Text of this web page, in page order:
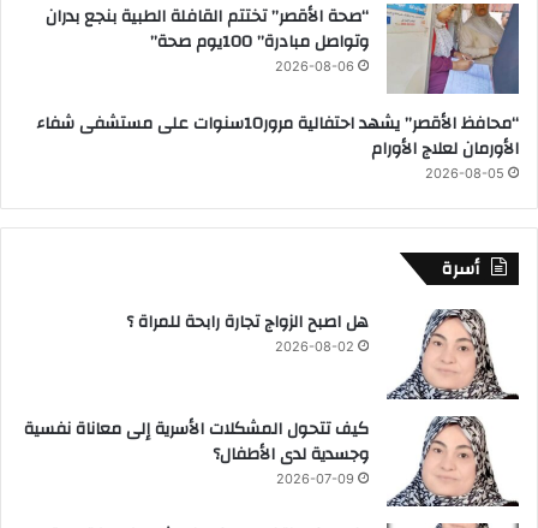
“صحة الأقصر” تختتم القافلة الطبية بنجع بدران
وتواصل مبادرة” 100يوم صحة”
2026-08-06
“محافظ الأقصر” يشهد احتفالية مرور10سنوات على مستشفى شفاء
الأورمان لعلاج الأورام
2026-08-05
أسرة
هل اصبح الزواج تجارة رابحة للمراة ؟
2026-08-02
كيف تتحول المشكلات الأسرية إلى معاناة نفسية
وجسدية لدى الأطفال؟
2026-07-09